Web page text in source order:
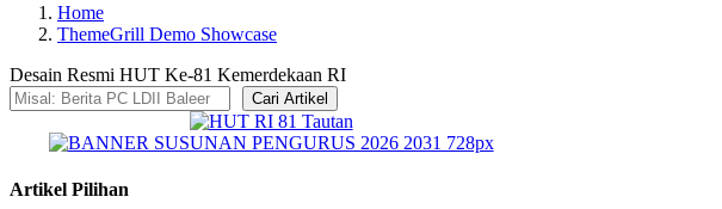
Home
ThemeGrill Demo Showcase
Desain Resmi HUT Ke-81 Kemerdekaan RI
Cari Artikel
Artikel Pilihan